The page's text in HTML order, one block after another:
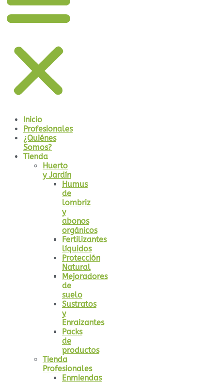
Inicio
Profesionales
¿Quiénes
Somos?
Tienda
Huerto
y Jardín
Humus
de
lombriz
y
abonos
orgánicos
Fertilizantes
líquidos
Protección
Natural
Mejoradores
de
suelo
Sustratos
y
Enraizantes
Packs
de
productos
Tienda
Profesionales
Enmiendas